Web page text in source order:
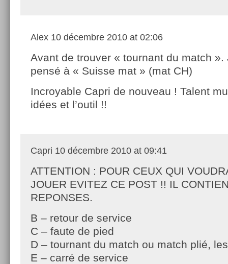
Alex 10 décembre 2010 at 02:06
Avant de trouver « tournant du match ».
pensé à « Suisse mat » (mat CH)
Incroyable Capri de nouveau ! Talent
idées et l’outil !!
Capri 10 décembre 2010 at 09:41
ATTENTION : POUR CEUX QUI
JOUER EVITEZ CE POST !! IL
REPONSES.
B – retour de service
C – faute de pied
D – tournant du match ou match plié,
E – carré de service